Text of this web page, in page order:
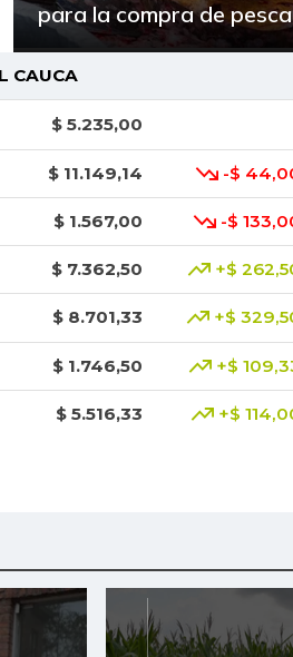
para la compra de
CAUCA
$ 5.235,00
$ 11.149,14 -$
$ 1.567,00 -$
$ 7.362,50 +$
$ 8.701,33 +$
$ 1.746,50 +$
$ 5.516,33 +$
$ 1.785,20